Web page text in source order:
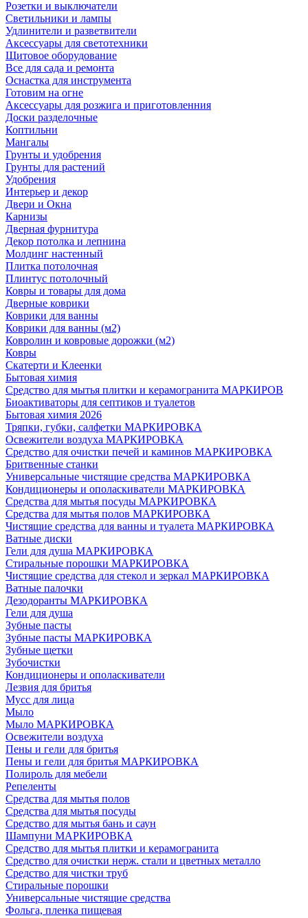
Розетки и выключатели
Светильники и лампы
Удлинители и разветвители
Аксессуары для светотехники
Щитовое оборудование
Все для сада и ремонта
Оснастка для инструмента
Готовим на огне
Аксессуары для розжига и приготовленния
Доски разделочные
Коптильни
Мангалы
Грунты и удобрения
Грунты для растений
Удобрения
Интерьер и декор
Двери и Окна
Карнизы
Дверная фурнитура
Декор потолка и лепнина
Молдинг настенный
Плитка потолочная
Плинтус потолочный
Ковры и товары для дома
Дверные коврики
Коврики для ванны
Коврики для ванны (м2)
Ковролин и ковровые дорожки (м2)
Ковры
Скатерти и Клеенки
Бытовая химия
Средство для мытья плитки и керамогранита МАРКИРОВ
Биоактиваторы для септиков и туалетов
Бытовая химия 2026
Тряпки, губки, салфетки МАРКИРОВКА
Освежители воздуха МАРКИРОВКА
Средство для очистки печей и каминов МАРКИРОВКА
Бритвенные станки
Универсальные чистящие средства МАРКИРОВКА
Кондиционеры и ополаскиватели МАРКИРОВКА
Средства для мытья посуды МАРКИРОВКА
Средства для мытья полов МАРКИРОВКА
Чистящие средства для ванны и туалета МАРКИРОВКА
Ватные диски
Гели для душа МАРКИРОВКА
Стиральные порошки МАРКИРОВКА
Чистящие средства для стекол и зеркал МАРКИРОВКА
Ватные палочки
Дезодоранты МАРКИРОВКА
Гели для душа
Зубные пасты
Зубные пасты МАРКИРОВКА
Зубные щетки
Зубочистки
Кондиционеры и ополаскиватели
Лезвия для бритья
Мусс для лица
Мыло
Мыло МАРКИРОВКА
Освежители воздуха
Пены и гели для бритья
Пены и гели для бритья МАРКИРОВКА
Полироль для мебели
Репеленты
Средства для мытья полов
Средства для мытья посуды
Средство для мытья бань и саун
Шампуни МАРКИРОВКА
Средство для мытья плитки и керамогранита
Средство для очистки нерж. стали и цветных металло
Средство для чистки труб
Стиральные порошки
Универсальные чистящие средства
Фольга, пленка пищевая